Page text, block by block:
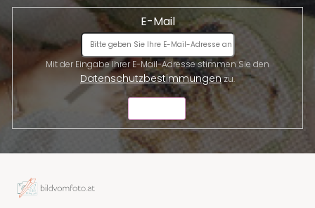
E-Mail
Datenschutzbestimmungenzu.